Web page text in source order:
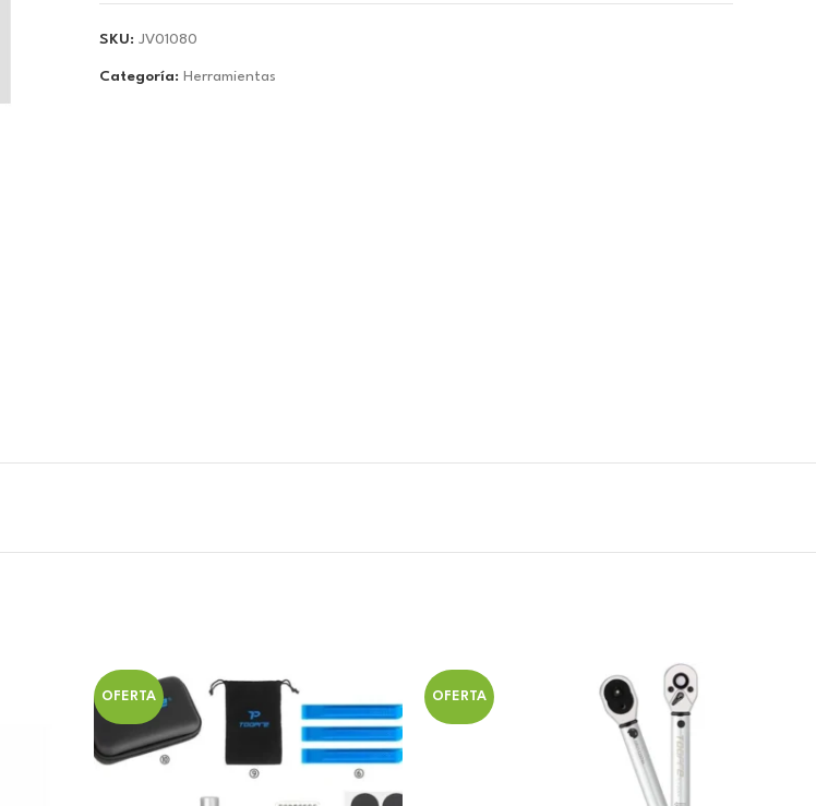
SKU: JV01080
Categoría: Herramientas
OFERTA OFERTA